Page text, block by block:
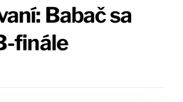
Babač sa
finále